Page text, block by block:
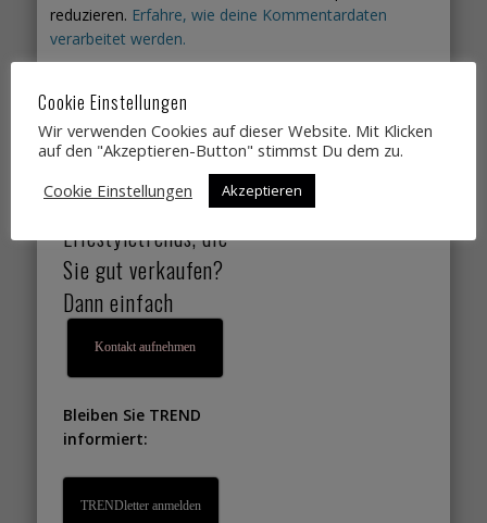
reduzieren. Erfahre, wie deine Kommentardaten
verarbeitet werden.
Sie suchen
Designtrends,
Farbtrends,
Wohntrends,
Lifestyletrends, die
Sie gut verkaufen?
Dann einfach
Kontakt aufnehmen
Bleiben Sie TREND
informiert:
TRENDletter anmelden
Cookie Einstellungen
Wir verwenden Cookies auf dieser Website. Mit Klicken
auf den "Akzeptieren-Button" stimmst Du dem zu.
Cookie Einstellungen
Akzeptieren